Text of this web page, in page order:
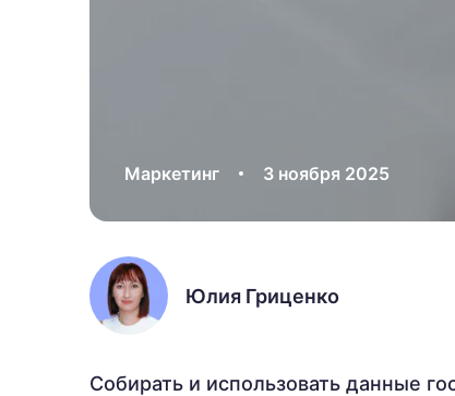
Маркетинг 3 ноября 2025
Юлия Гриценко
Собирать и использовать данные